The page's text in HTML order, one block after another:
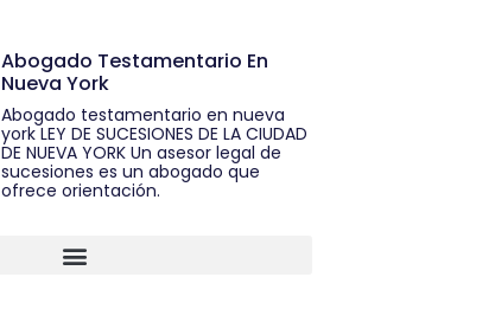
Abogado Testamentario En
Nueva York
Abogado testamentario en nueva
york LEY DE SUCESIONES DE LA CIUDAD
DE NUEVA YORK Un asesor legal de
sucesiones es un abogado que
ofrece orientación.